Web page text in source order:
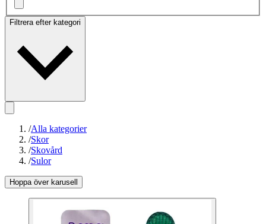
Filtrera efter kategori
/Alla kategorier
/Skor
/Skovård
/Sulor
Hoppa över karusell